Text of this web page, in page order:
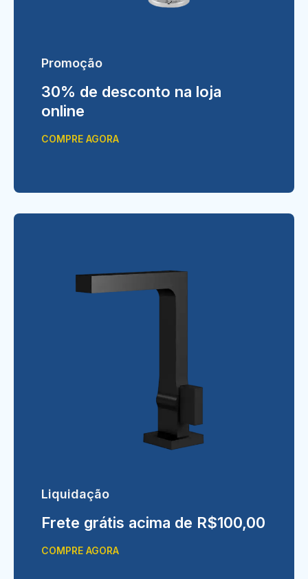
Promoção
30% de desconto na loja
online
COMPRE AGORA
Liquidação
Frete grátis acima de R$100,00
COMPRE AGORA